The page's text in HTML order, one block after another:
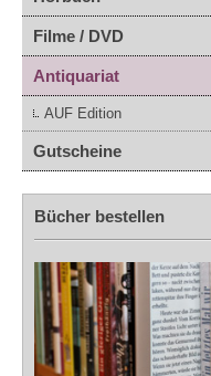
Filme / DVD
Antiquariat
AUF Edition
Gutscheine
Bücher bestellen